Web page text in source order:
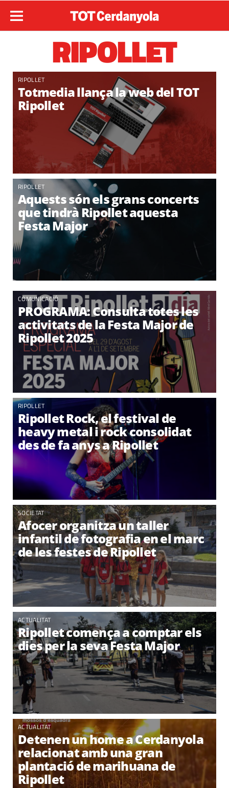
RIPOLLET
RIPOLLET
Totmedia llança la web del TOT
Ripollet
RIPOLLET
Aquests són els grans concerts
que tindrà Ripollet aquesta
Festa Major
COMUNICACIÓ
PROGRAMA: Consulta totes les
activitats de la Festa Major de
Ripollet 2025
RIPOLLET
Ripollet Rock, el festival de
heavy metal i rock consolidat
des de fa anys a Ripollet
SOCIETAT
Afocer organitza un taller
infantil de fotografia en el marc
de les festes de Ripollet
ACTUALITAT
Ripollet comença a comptar els
dies per la seva Festa Major
ACTUALITAT
Detenen un home a Cerdanyola
relacionat amb una gran
plantació de marihuana de
Ripollet